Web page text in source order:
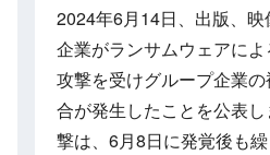
2024年6月14日、出版、
企業がランサムウェアに
攻撃を受けグループ企業
合が発生したことを公表
撃は、6月8日に発覚後も